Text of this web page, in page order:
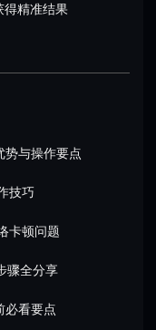
得精准结果
势与操作要点
技巧
卡顿问题
骤全分享
必看要点